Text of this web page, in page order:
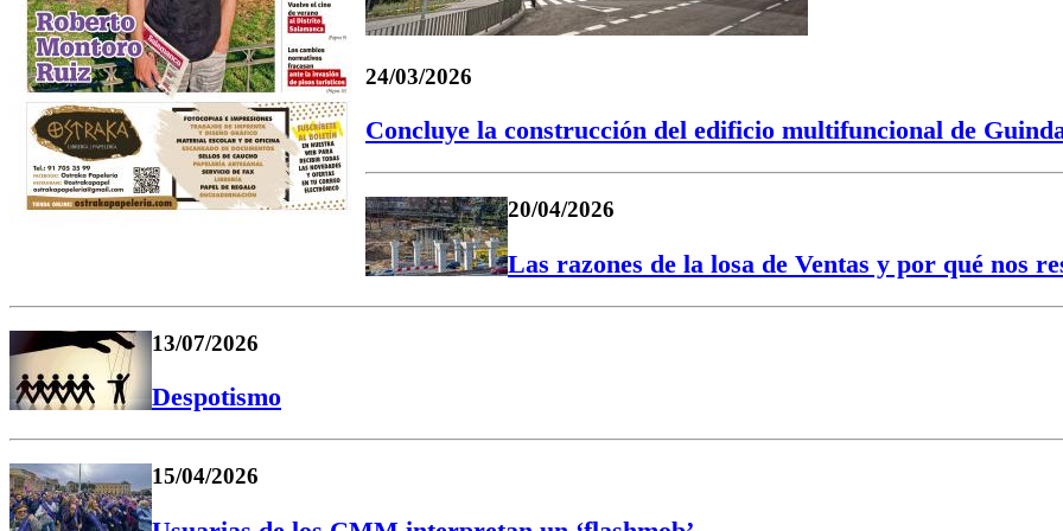
24/03/2026
Concluye la construcción del edificio multifuncional de
20/04/2026
Las razones de la losa de Ventas y por qué nos
13/07/2026
Despotismo
15/04/2026